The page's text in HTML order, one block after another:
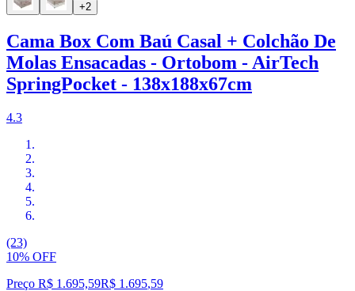
+2
Cama Box Com Baú Casal + Colchão De
Molas Ensacadas - Ortobom - AirTech
SpringPocket - 138x188x67cm
4.3
(23)
10% OFF
Preço R$ 1.695,59R$ 1.695,59